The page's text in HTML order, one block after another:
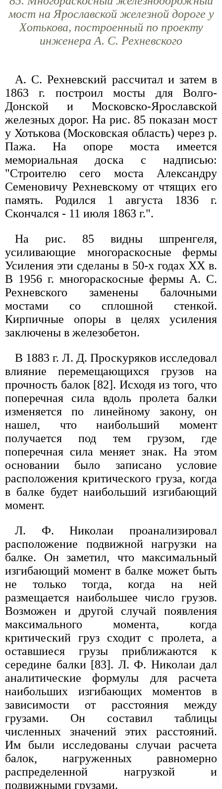
мост на Ярославской железной дороге у
Хотькова, построенный по проекту
инженера А. С. Рехневского
А. С. Рехневский рассчитал и затем в
1863 г. построил мосты для Волго-
Донской и Московско-Ярославской
железных дорог. На рис. 85 показан мост
у Хотькова (Московская область) через р.
Пажа. На опоре моста имеется
мемориальная доска с надписью:
"Строителю сего моста Александру
Семеновичу Рехневскому от чтящих его
память. Родился 1 августа 1836 г.
Скончался - 11 июля 1863 г.".
На рис. 85 видны шпренгеля,
усиливающие многораскосные фермы
Усиления эти сделаны в 50-х годах XX в.
В 1956 г. многораскосные фермы А. С.
Рехневского заменены балочными
мостами со сплошной стенкой.
Кирпичные опоры в целях усиления
заключены в железобетон.
В 1883 г. Л. Д. Проскуряков исследовал
влияние перемещающихся грузов на
прочность балок [82]. Исходя из того, что
поперечная сила вдоль пролета балки
изменяется по линейному закону, он
нашел, что наибольший момент
получается под тем грузом, где
поперечная сила меняет знак. На этом
основании было записано условие
расположения критического груза, когда
в балке будет наибольший изгибающий
момент.
Л. Ф. Николаи проанализировал
расположение подвижной нагрузки на
балке. Он заметил, что максимальный
изгибающий момент в балке может быть
не только тогда, когда на ней
размещается наибольшее число грузов.
Возможен и другой случай появления
максимального момента, когда
критический груз сходит с пролета, а
оставшиеся грузы приближаются к
середине балки [83]. Л. Ф. Николаи дал
аналитические формулы для расчета
наибольших изгибающих моментов в
зависимости от расстояния между
грузами. Он составил таблицы
численных значений этих расстояний.
Им были исследованы случаи расчета
балок, нагруженных равномерно
распределенной нагрузкой и
подвижными грузами.